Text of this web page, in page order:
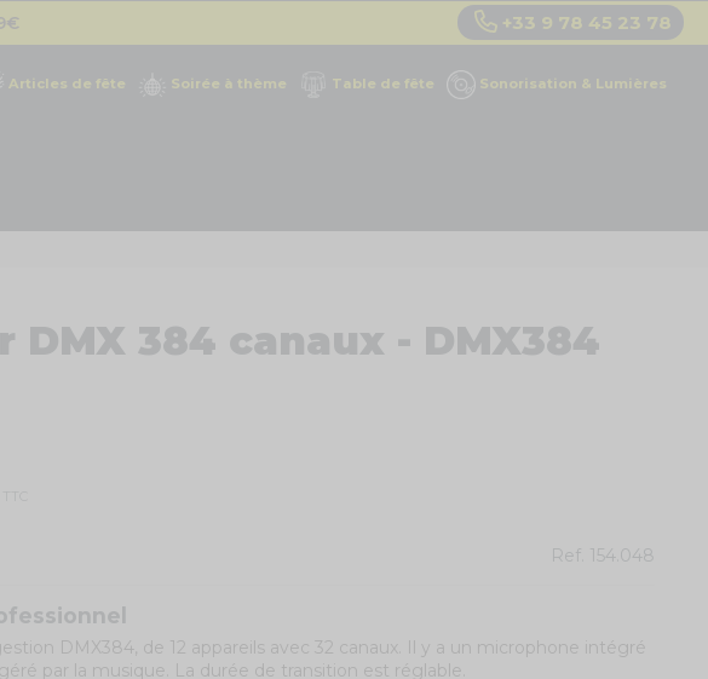
€
ici
€
+33 9 78 45 23 78
Articles de fête Soirée à thème Table de fête Sonorisation & Lumières
DMX 384 canaux - DMX384
Ref. 154.048
DMX384, de 12 appareils avec 32 canaux. Il y a un microphone intégré
par la musique. La durée de transition est réglable.